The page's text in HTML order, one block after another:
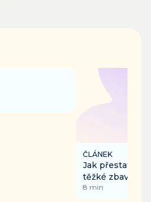
ČLÁNEK
Jak přestat
těžké zbavit se
nikotinu?
8 min